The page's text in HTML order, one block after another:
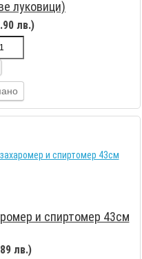
луковици)
лв.)
и спиртомер 43см
лв.)